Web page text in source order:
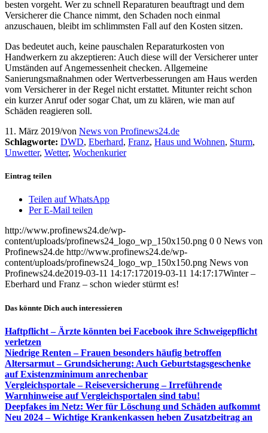
besten vorgeht. Wer zu schnell Reparaturen beauftragt und dem
Versicherer die Chance nimmt, den Schaden noch einmal
anzuschauen, bleibt im schlimmsten Fall auf den Kosten sitzen.
Das bedeutet auch, keine pauschalen Reparaturkosten von
Handwerkern zu akzeptieren: Auch diese will der Versicherer unter
Umständen auf Angemessenheit checken. Allgemeine
Sanierungsmaßnahmen oder Wertverbesserungen am Haus werden
vom Versicherer in der Regel nicht erstattet. Mitunter reicht schon
ein kurzer Anruf oder sogar Chat, um zu klären, wie man auf
Schäden reagieren soll.
11. März 2019/von News von Profinews24.de
Schlagworte: DWD, Eberhard, Franz, Haus und Wohnen, Sturm,
Unwetter, Wetter, Wochenkurier
Eintrag teilen
Teilen auf WhatsApp
Per E-Mail teilen
http://www.profinews24.de/wp-
content/uploads/profinews24_logo_wp_150x150.png 0 0 News von
Profinews24.de http://www.profinews24.de/wp-
content/uploads/profinews24_logo_wp_150x150.png News von
Profinews24.de2019-03-11 14:17:172019-03-11 14:17:17Winter –
Eberhard und Franz – schon wieder stürmt es!
Das könnte Dich auch interessieren
Haftpflicht – Ärzte könnten bei Facebook ihre Schweigepflicht
verletzen
Niedrige Renten – Frauen besonders häufig betroffen
Altersarmut – Grundsicherung: Auch Geburtstagsgeschenke
auf Existenzminimum anrechenbar
Vergleichsportale – Reiseversicherung – Irreführende
Warnhinweise auf Vergleichsportalen sind tabu!
Deepfakes im Netz: Wer für Löschung und Schäden aufkommt
Neu 2024 – Wichtige Krankenkassen heben Zusatzbeitrag an